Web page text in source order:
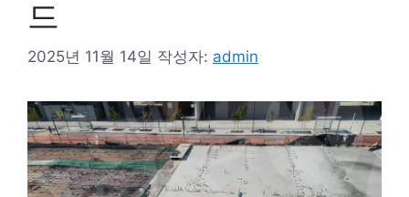
드
2025년 11월 14일 작성자: admin